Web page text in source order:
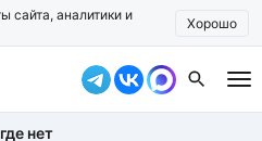
сайта, аналитики и
Хорошо
нет